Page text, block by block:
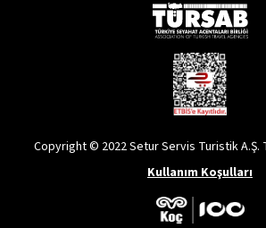
Copyright © 2022 Setur Servis Turistik A.Ş.
Kullanım Koşulları